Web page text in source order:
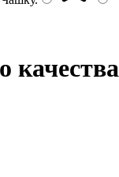
качества